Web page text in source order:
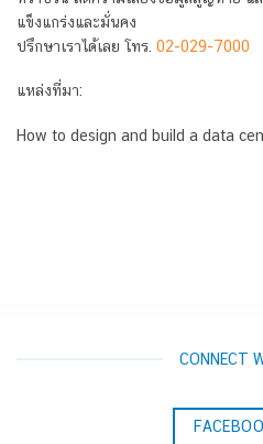
แข็งแกร่งและมั่นคง
ปรึกษาเราได้เลย โทร. 02-029-7000
แหล่งที่มา:
How to design and build a data
CONNECT